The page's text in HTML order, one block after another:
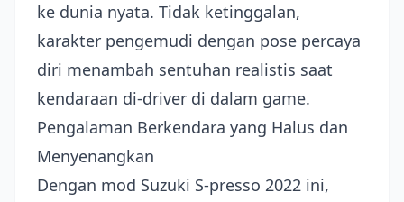
ke dunia nyata. Tidak ketinggalan,
karakter pengemudi dengan pose percaya
diri menambah sentuhan realistis saat
kendaraan di-driver di dalam game.
Pengalaman Berkendara yang Halus dan
Menyenangkan
Dengan mod Suzuki S-presso 2022 ini,